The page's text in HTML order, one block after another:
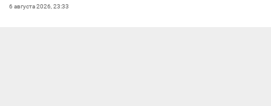
6 августа 2026, 23:33